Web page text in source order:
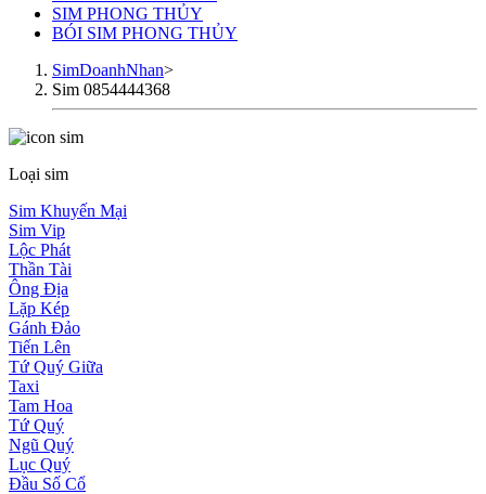
SIM PHONG THỦY
BÓI SIM PHONG THỦY
SimDoanhNhan>
Sim 0854444368
Loại sim
Sim Khuyến Mại
Sim Vip
Lộc Phát
Thần Tài
Ông Địa
Lặp Kép
Gánh Đảo
Tiến Lên
Tứ Quý Giữa
Taxi
Tam Hoa
Tứ Quý
Ngũ Quý
Lục Quý
Đầu Số Cổ